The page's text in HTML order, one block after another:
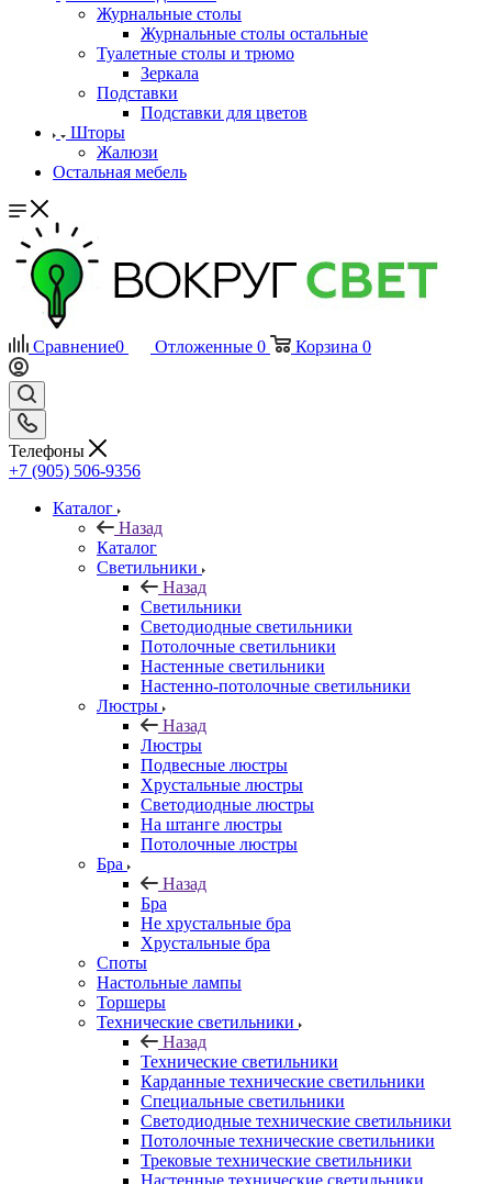
Журнальные столы
Журнальные столы остальные
Туалетные столы и трюмо
Зеркала
Подставки
Подставки для цветов
Шторы
Жалюзи
Остальная мебель
Сравнение0 Отложенные 0 Корзина 0
Телефоны
+7 (905) 506-9356
Каталог
Назад
Каталог
Светильники
Назад
Светильники
Светодиодные светильники
Потолочные светильники
Настенные светильники
Настенно-потолочные светильники
Люстры
Назад
Люстры
Подвесные люстры
Хрустальные люстры
Светодиодные люстры
На штанге люстры
Потолочные люстры
Бра
Назад
Бра
Не хрустальные бра
Хрустальные бра
Споты
Настольные лампы
Торшеры
Технические светильники
Назад
Технические светильники
Карданные технические светильники
Специальные светильники
Светодиодные технические светильники
Потолочные технические светильники
Трековые технические светильники
Настенные технические светильники